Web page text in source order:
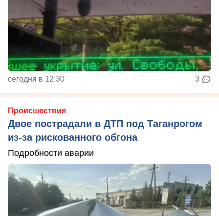
сегодня в 12:30 3
Происшествия
Двое пострадали в ДТП под Таганрогом
из-за рискованного обгона
Подробности аварии